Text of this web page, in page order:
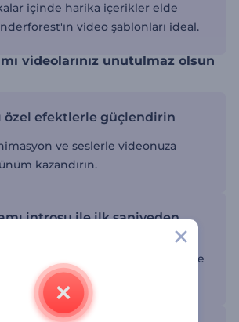
içinde harika içerikler elde
video şablonları ideal.
videolarınız unutulmaz olsun
özel efektlerle güçlendirin
ve seslerle videonuza
kazandırın.
introsu ile ilk saniyeden
mükemmel bir inteo hazırlayın ve
belirleyin.